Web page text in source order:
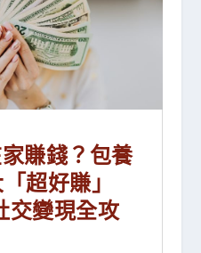
賺錢？包養
超好賺」
交變現全攻